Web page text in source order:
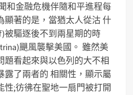
和金融危機伴隨和平進程每
顯著的是，當猶太人從沽 什
被驅逐後不到兩星期的時
颶風襲擊美國。 雖然美
題看起來與以色列的大不相
露了兩者的 相關性，顯示屬
性;彷彿在聖地一扇門被打開